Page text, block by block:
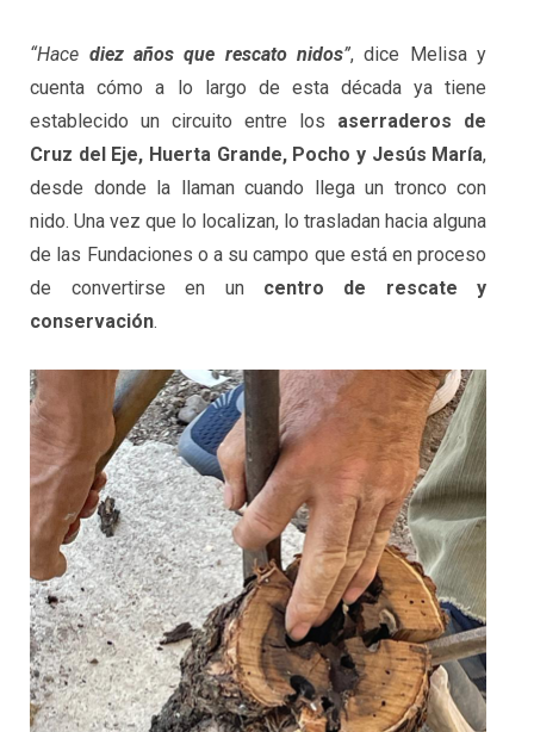
“Hace diez años que rescato nidos”, dice Melisa y
cuenta cómo a lo largo de esta década ya tiene
establecido un circuito entre los aserraderos de
Cruz del Eje, Huerta Grande, Pocho y Jesús María,
desde donde la llaman cuando llega un tronco con
nido. Una vez que lo localizan, lo trasladan hacia alguna
de las Fundaciones o a su campo que está en proceso
de convertirse en un centro de rescate y
conservación.